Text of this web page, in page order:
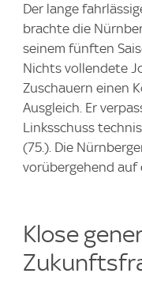
Der lange
brachte die
seinem fünften
Nichts vollendete
Zuschauern einen
Ausgleich. Er
Linksschuss
(75.). Die
vorübergehend auf
Klose